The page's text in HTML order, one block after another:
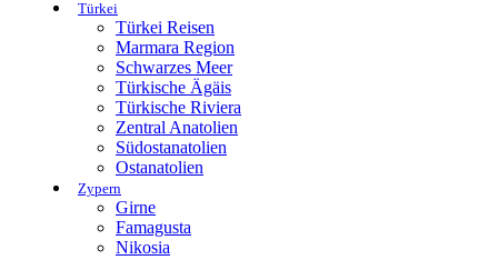
Türkei
Türkei Reisen
Marmara Region
Schwarzes Meer
Türkische Ägäis
Türkische Riviera
Zentral Anatolien
Südostanatolien
Ostanatolien
Zypern
Girne
Famagusta
Nikosia